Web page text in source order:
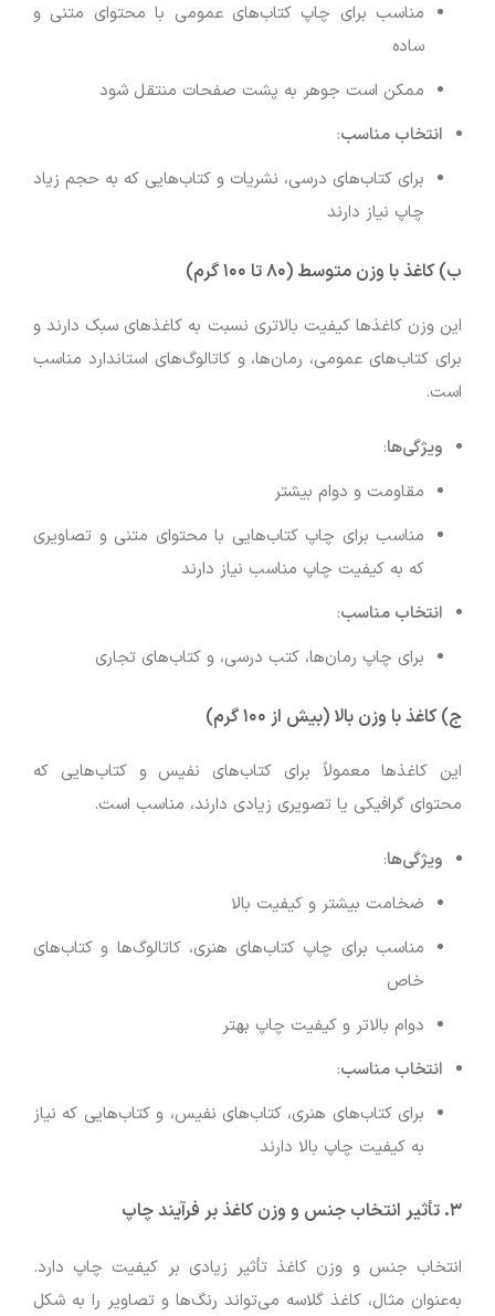
مناسب برای چاپ کتاب‌های عمومی با محتوای متنی و
ساده
ممکن است جوهر به پشت صفحات منتقل شود
انتخاب مناسب:
برای کتاب‌های درسی، نشریات و کتاب‌هایی که به حجم زیاد
چاپ نیاز دارند
ب)کاغذ با وزن متوسط (۸۰ تا ۱۰۰ گرم)
این وزن کاغذها کیفیت بالاتری نسبت به کاغذهای سبک دارند و
برای کتاب‌های عمومی، رمان‌ها، و کاتالوگ‌های استاندارد مناسب
است.
ویژگی‌ها:
مقاومت و دوام بیشتر
مناسب برای چاپ کتاب‌هایی با محتوای متنی و تصاویری
که به کیفیت چاپ مناسب نیاز دارند
انتخاب مناسب:
برای چاپ رمان‌ها، کتب درسی، و کتاب‌های تجاری
ج)کاغذ با وزن بالا (بیش از ۱۰۰ گرم)
این کاغذها معمولاً برای کتاب‌های نفیس و کتاب‌هایی که
محتوای گرافیکی یا تصویری زیادی دارند، مناسب است.
ویژگی‌ها:
ضخامت بیشتر و کیفیت بالا
مناسب برای چاپ کتاب‌های هنری، کاتالوگ‌ها و کتاب‌های
خاص
دوام بالاتر و کیفیت چاپ بهتر
انتخاب مناسب:
برای کتاب‌های هنری، کتاب‌های نفیس، و کتاب‌هایی که نیاز
به کیفیت چاپ بالا دارند
۳. تأثیر انتخاب جنس و وزن کاغذ بر فرآیند چاپ
انتخاب جنس و وزن کاغذ تأثیر زیادی بر کیفیت چاپ دارد.
به‌عنوان مثال، کاغذ گلاسه می‌تواند رنگ‌ها و تصاویر را به شکل